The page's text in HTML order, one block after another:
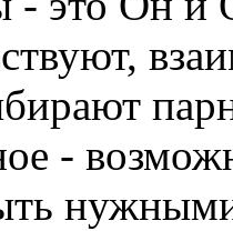
-
нужными